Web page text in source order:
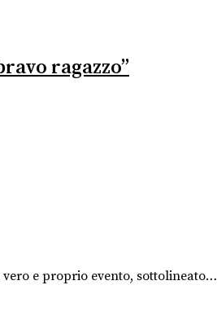
ragazzo”
vero e proprio evento, sottolineato…